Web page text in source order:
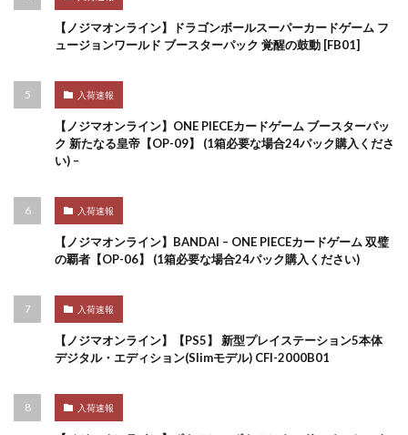
【ノジマオンライン】ドラゴンボールスーパーカードゲーム フ
ュージョンワールド ブースターパック 覚醒の鼓動 [FB01]
入荷速報
【ノジマオンライン】ONE PIECEカードゲーム ブースターパッ
ク 新たなる皇帝【OP-09】 (1箱必要な場合24パック購入くださ
い) –
入荷速報
【ノジマオンライン】BANDAI – ONE PIECEカードゲーム 双璧
の覇者【OP-06】 (1箱必要な場合24パック購入ください)
入荷速報
【ノジマオンライン】【PS5】 新型プレイステーション5本体
デジタル・エディション(Slimモデル) CFI-2000B01
入荷速報